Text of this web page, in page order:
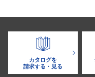
カタログを
請求する・見る